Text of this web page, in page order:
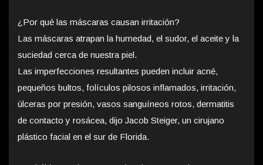
¿Por qué las máscaras causan irritación?
Las máscaras atrapan la humedad, el sudor, el aceite y la
suciedad cerca de nuestra piel.
Las imperfecciones resultantes pueden incluir acné,
pequeños bultos, folículos pilosos inflamados, irritación,
úlceras por presión, vasos sanguíneos rotos, dermatitis
de contacto y rosácea, dijo Jacob Steiger, un cirujano
plástico facial en el sur de Florida.